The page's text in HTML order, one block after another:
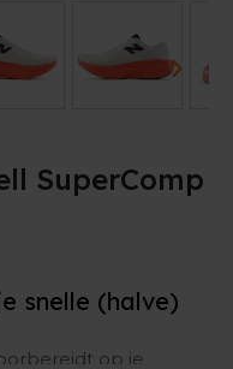
SuperComp
snelle (halve)
op je